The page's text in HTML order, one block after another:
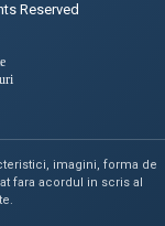
Reserved
imagini, forma de
fara acordul in scris al